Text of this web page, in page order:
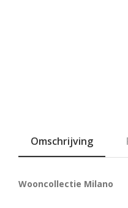
Omschrijving
Wooncollectie Milano